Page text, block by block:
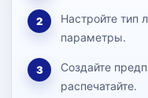
2
Настройте тип
параметры.
3
Создайте
распечатайте.